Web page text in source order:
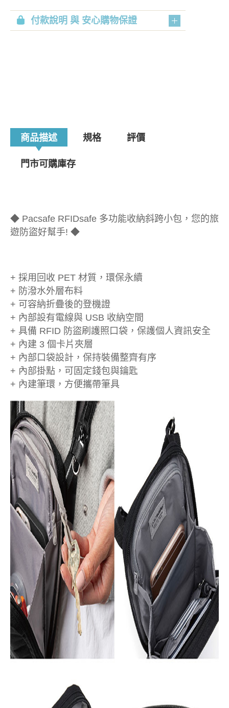
付款說明 與 安心購物保證
商品描述 規格 評價
門市可購庫存
◆ Pacsafe RFIDsafe 多功能收納斜跨小包，您的旅
遊防盜好幫手! ◆
+ 採用回收 PET 材質，環保永續
+ 防潑水外層布料
+ 可容納折疊後的登機證
+ 內部設有電線與 USB 收納空間
+ 具備 RFID 防盜刷護照口袋，保護個人資訊安全
+ 內建 3 個卡片夾層
+ 內部口袋設計，保持裝備整齊有序
+ 內部掛點，可固定錢包與鑰匙
+ 內建筆環，方便攜帶筆具